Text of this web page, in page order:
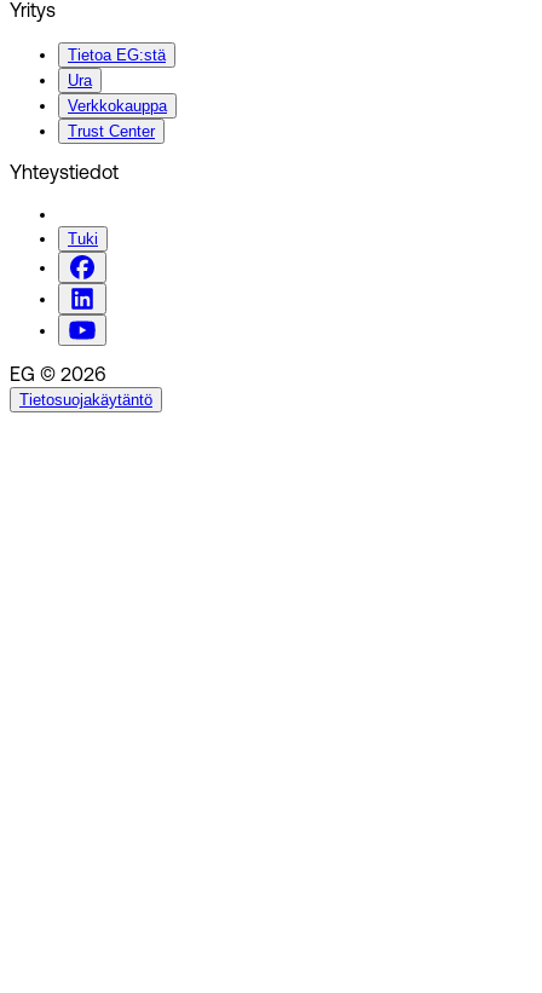
Yritys
Tietoa EG:stä
Ura
Verkkokauppa
Trust Center
Yhteystiedot
Tuki
EG © 2026
Tietosuojakäytäntö